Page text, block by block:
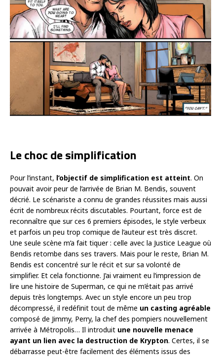
Le choc de simplification
Pour l’instant, l’objectif de simplification est atteint. On
pouvait avoir peur de l’arrivée de Brian M. Bendis, souvent
décrié. Le scénariste a connu de grandes réussites mais aussi
écrit de nombreux récits discutables. Pourtant, force est de
reconnaître que sur ces 6 premiers épisodes, le style verbeux
et parfois un peu trop comique de l’auteur est très discret.
Une seule scène m’a fait tiquer : celle avec la Justice League où
Bendis retombe dans ses travers. Mais pour le reste, Brian M.
Bendis est concentré sur le récit et sur sa volonté de
simplifier. Et cela fonctionne. J’ai vraiment eu l’impression de
lire une histoire de Superman, ce qui ne m’était pas arrivé
depuis très longtemps. Avec un style encore un peu trop
décompressé, il redéfinit tout de même un casting agréable
composé de Jimmy, Perry, la chef des pompiers nouvellement
arrivée à Métropolis… Il introduit une nouvelle menace
ayant un lien avec la destruction de Krypton. Certes, il se
débarrasse peut-être facilement des éléments issus des